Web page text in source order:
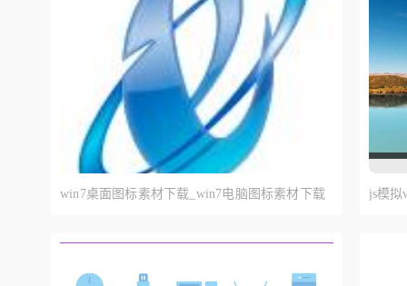
爱心图标
简易图标 动
win7桌面图标素材下载_win7电脑图标素材下载 js模